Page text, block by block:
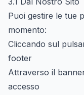
Puoi gestire le tue
momento:
Cliccando sul
footer
Attraverso il
accesso